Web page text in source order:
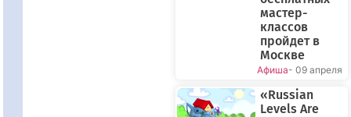
мастер-
классов
пройдет в
Москве
Афиша- 09 апреля
«Russian
Levels Are